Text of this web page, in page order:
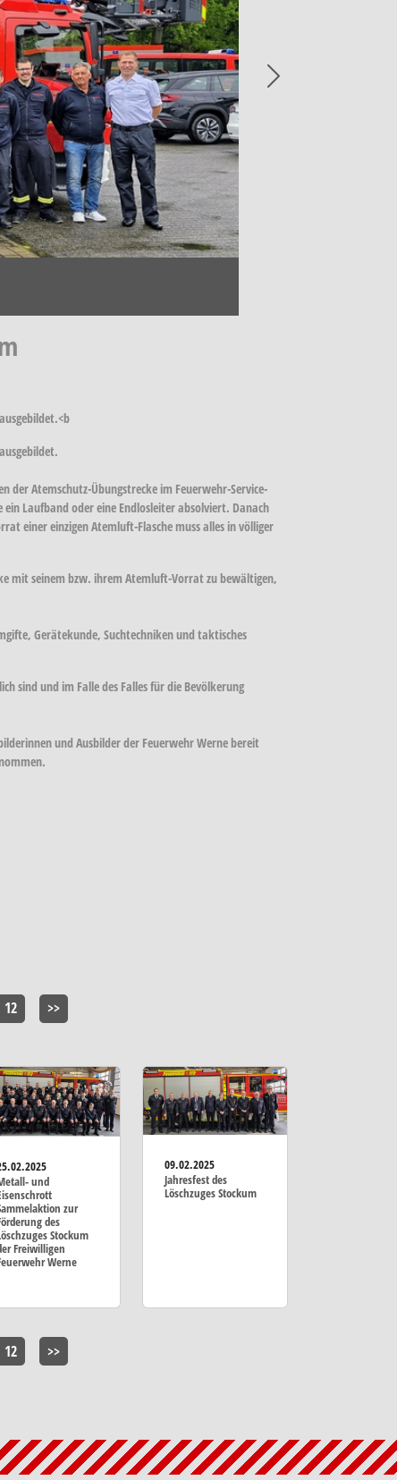
der Atemschutz-Übungstrecke im Feuerwehr-Service-
Laufband oder eine Endlosleiter absolviert. Danach
einer einzigen Atemluft-Flasche muss alles in völliger
mit seinem bzw. ihrem Atemluft-Vorrat zu bewältigen,
Gerätekunde, Suchtechniken und taktisches
sind und im Falle des Falles für die Bevölkerung
und Ausbilder der Feuerwehr Werne bereit
12 >>
und
zur
des
Stockum
Freiwilligen
Werne
09.02.2025
Jahresfest des
Löschzuges Stockum
12 >>